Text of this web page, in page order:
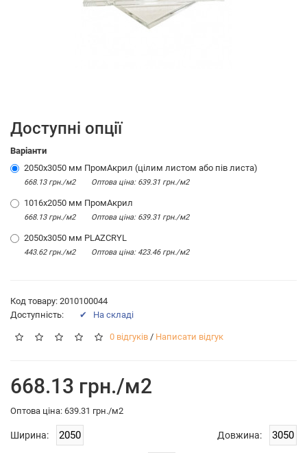
Доступні опції
Варіанти
2050x3050 мм ПромАкрил (цілим листом або пів листа)
668.13 грн./м2 Оптова цiна: 639.31 грн./м2
1016x2050 мм ПромАкрил
668.13 грн./м2 Оптова цiна: 639.31 грн./м2
2050х3050 мм PLAZCRYL
443.62 грн./м2 Оптова цiна: 423.46 грн./м2
Код товару: 2010100044
Доступність:
✔ На складі
0 відгуків / Написати відгук
668.13 грн./м2
Оптова цiна: 639.31 грн./м2
Ширина: Довжина: